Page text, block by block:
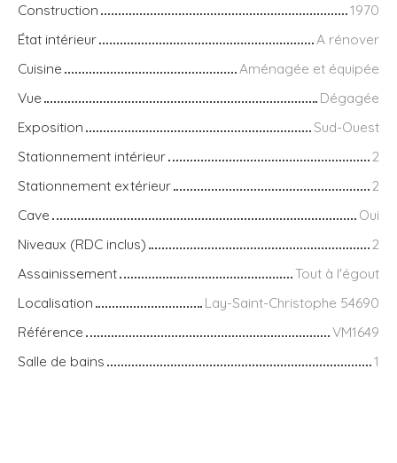
Construction
1970
État intérieur
A rénover
Cuisine
Aménagée et équipée
Vue
Dégagée
Exposition
Sud-Ouest
Stationnement intérieur
2
Stationnement extérieur
2
Cave
Oui
Niveaux (RDC inclus)
2
Assainissement
Tout à l'égout
Localisation
Lay-Saint-Christophe 54690
Référence
VM1649
Salle de bains
1